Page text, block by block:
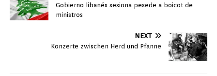
Gobierno libanés sesiona pesede a boicot de
ministros
NEXT
Konzerte zwischen Herd und Pfanne